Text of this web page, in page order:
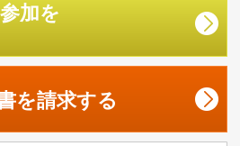
加を
を請求する